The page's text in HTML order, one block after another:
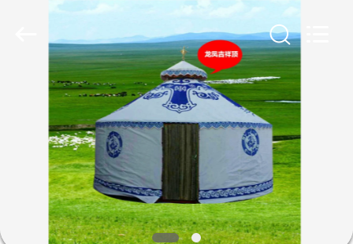
CASA
PRODOTTI
CIRCA